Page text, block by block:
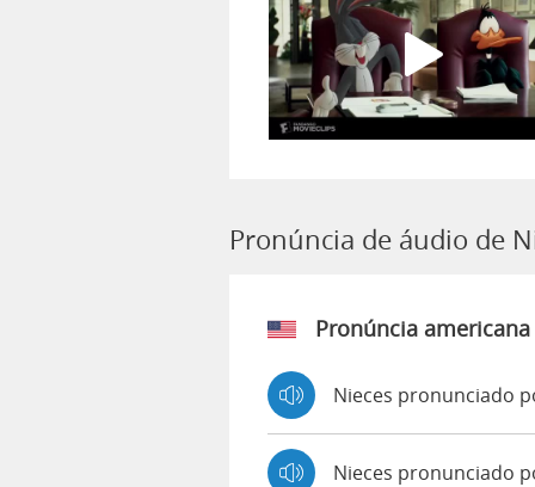
Pronúncia de áudio de
Pronúncia americana
Nieces pronunciado
Nieces pronunciado